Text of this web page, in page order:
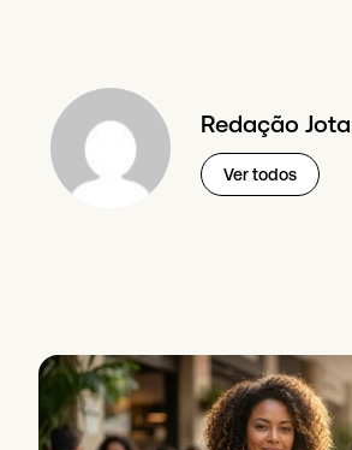
Redação Jota
Ver todos